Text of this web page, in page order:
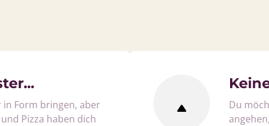
Form bringen, aber
Pizza haben dich
Du